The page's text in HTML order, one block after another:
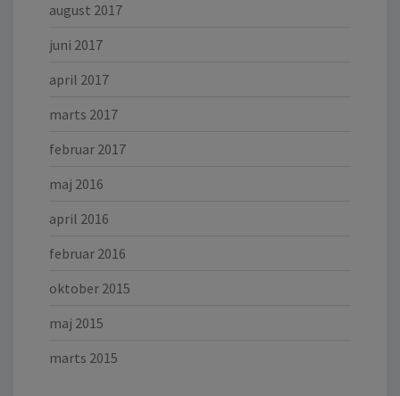
august 2017
juni 2017
april 2017
marts 2017
februar 2017
maj 2016
april 2016
februar 2016
oktober 2015
maj 2015
marts 2015